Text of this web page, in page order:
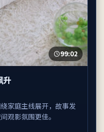
99:02
升
家庭主线展开，故事发
观影氛围更佳。